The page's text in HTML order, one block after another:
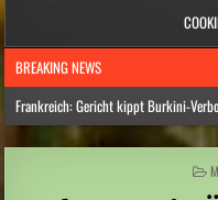
BREAKING NEWS
Frankreich: Gericht kippt Burkini-
Hitzewelle: Rekordtief: Rhein-Pegel
Österreich: Eine ganz neue Form von